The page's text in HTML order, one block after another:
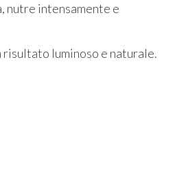
nutre intensamente e
luminoso e naturale.